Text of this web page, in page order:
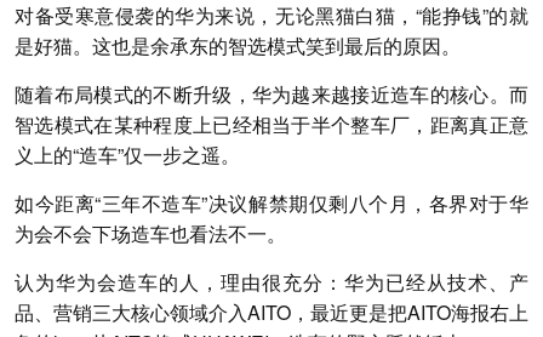
对备受寒意侵袭的华为来说，无论黑猫白猫，“能挣钱”的就
是好猫。这也是余承东的智选模式笑到最后的原因。
随着布局模式的不断升级，华为越来越接近造车的核心。而
智选模式在某种程度上已经相当于半个整车厂，距离真正意
义上的“造车”仅一步之遥。
如今距离“三年不造车”决议解禁期仅剩八个月，各界对于华
为会不会下场造车也看法不一。
认为华为会造车的人，理由很充分：华为已经从技术、产
品、营销三大核心领域介入AITO，最近更是把AITO海报右上